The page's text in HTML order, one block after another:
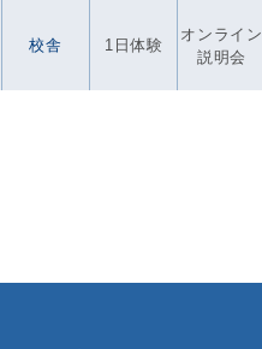
校舎 1日体験
オンライン
説明会